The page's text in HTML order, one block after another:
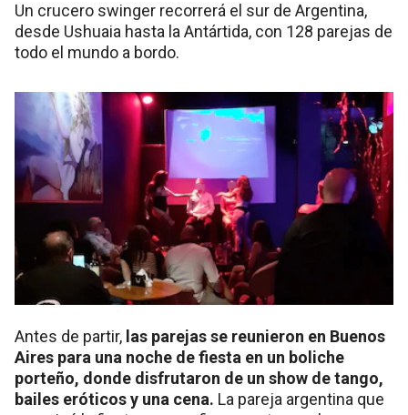
Un crucero swinger recorrerá el sur de Argentina,
desde Ushuaia hasta la Antártida, con 128 parejas de
todo el mundo a bordo.
Antes de partir, las parejas se reunieron en Buenos
Aires para una noche de fiesta en un boliche
porteño, donde disfrutaron de un show de tango,
bailes eróticos y una cena. La pareja argentina que